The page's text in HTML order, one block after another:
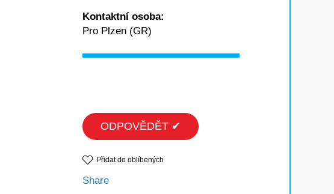
Kontaktní osoba:
Pro Plzen (GR)
ODPOVĚDĚT ✔
Přidat do oblíbených
Share